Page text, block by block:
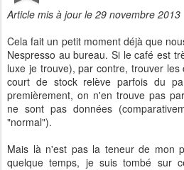
Article mis à jour le 29 novembre 2013
Cela fait un petit moment déjà que
Nespresso au bureau. Si le café est
luxe je trouve), par contre, trouver
court de stock relève parfois du
premièrement, on n'en trouve pas
ne sont pas données
"normal").
Mais là n'est pas la teneur de mon
quelque temps, je suis tombé sur